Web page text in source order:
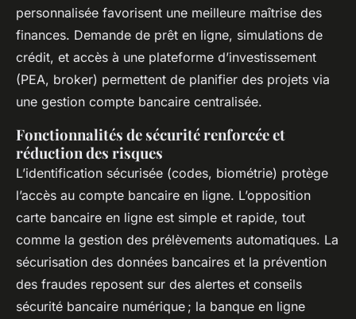
personnalisée favorisent une meilleure maîtrise des
finances. Demande de prêt en ligne, simulations de
crédit, et accès à une plateforme d’investissement
(PEA, broker) permettent de planifier des projets via
une gestion compte bancaire centralisée.
Fonctionnalités de sécurité renforcée et
réduction des risques
L’identification sécurisée (codes, biométrie) protège
l’accès au compte bancaire en ligne. L’opposition
carte bancaire en ligne est simple et rapide, tout
comme la gestion des prélèvements automatiques. La
sécurisation des données bancaires et la prévention
des fraudes reposent sur des alertes et conseils
sécurité bancaire numérique ; la banque en ligne